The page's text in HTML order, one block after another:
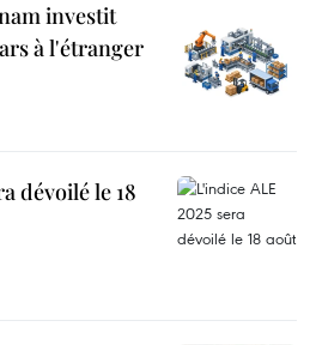
investit
à l'étranger
dévoilé le 18